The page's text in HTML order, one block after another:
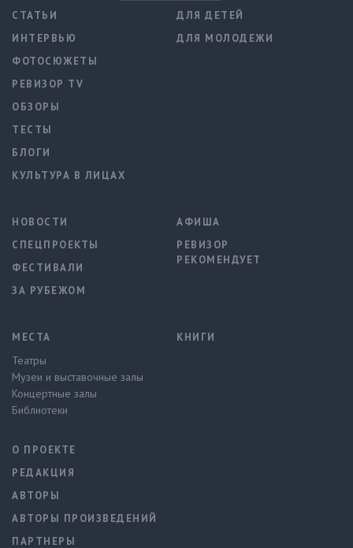
СТАТЬИ
ИНТЕРВЬЮ
ФОТОСЮЖЕТЫ
РЕВИЗОР TV
ОБЗОРЫ
ТЕСТЫ
БЛОГИ
КУЛЬТУРА В ЛИЦАХ
ДЛЯ ДЕТЕЙ
ДЛЯ МОЛОДЕЖИ
НОВОСТИ
СПЕЦПРОЕКТЫ
ФЕСТИВАЛИ
ЗА РУБЕЖОМ
АФИША
РЕВИЗОР
РЕКОМЕНДУЕТ
МЕСТА
Театры
Музеи и выставочные залы
Концертные залы
Библиотеки
КНИГИ
О ПРОЕКТЕ
РЕДАКЦИЯ
АВТОРЫ
АВТОРЫ ПРОИЗВЕДЕНИЙ
ПАРТНЕРЫ